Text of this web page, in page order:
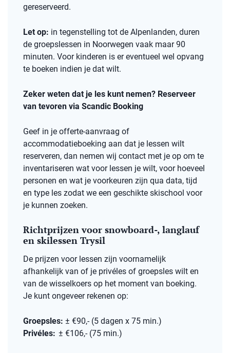
gereserveerd.
Let op: in tegenstelling tot de Alpenlanden, duren
de groepslessen in Noorwegen vaak maar 90
minuten. Voor kinderen is er eventueel wel opvang
te boeken indien je dat wilt.
Zeker weten dat je les kunt nemen? Reserveer
van tevoren via Scandic Booking
Geef in je offerte-aanvraag of
accommodatieboeking aan dat je lessen wilt
reserveren, dan nemen wij contact met je op om te
inventariseren wat voor lessen je wilt, voor hoeveel
personen en wat je voorkeuren zijn qua data, tijd
en type les zodat we een geschikte skischool voor
je kunnen zoeken.
Richtprijzen voor snowboard-, langlauf
en skilessen Trysil
De prijzen voor lessen zijn voornamelijk
afhankelijk van of je privéles of groepsles wilt en
van de wisselkoers op het moment van boeking.
Je kunt ongeveer rekenen op:
Groepsles: ± €90,- (5 dagen x 75 min.)
Privéles: ± €106,-(75 min.)